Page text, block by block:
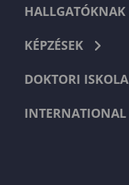
HALLGATÓKNAK
KÉPZÉSEK
DOKTORI ISKOLA
INTERNATIONAL